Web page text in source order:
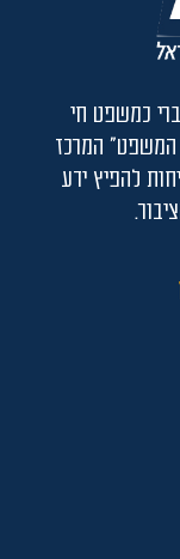
כמשפט חי
המשפט” המרכז
להפיץ ידע